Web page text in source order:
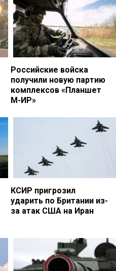
Российские войска
получили новую партию
комплексов «Планшет
М-ИР»
КСИР пригрозил
ударить по Британии из-
за атак США на Иран